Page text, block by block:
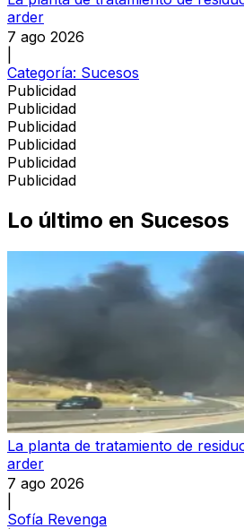
arder
7 ago 2026
Categoría: Sucesos
Publicidad
Publicidad
Publicidad
Publicidad
Publicidad
Publicidad
Lo último en Sucesos
La planta de tratamiento de
arder
7 ago 2026
Sofía Revenga